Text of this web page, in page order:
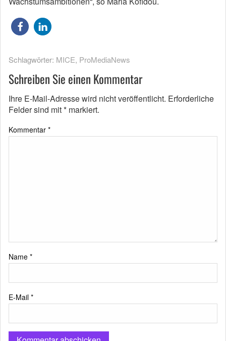
Schlagwörter: MICE, ProMediaNews
Schreiben Sie einen Kommentar
Ihre E-Mail-Adresse wird nicht veröffentlicht. Erforderliche
Felder sind mit* markiert.
Kommentar *
Name *
E-Mail *